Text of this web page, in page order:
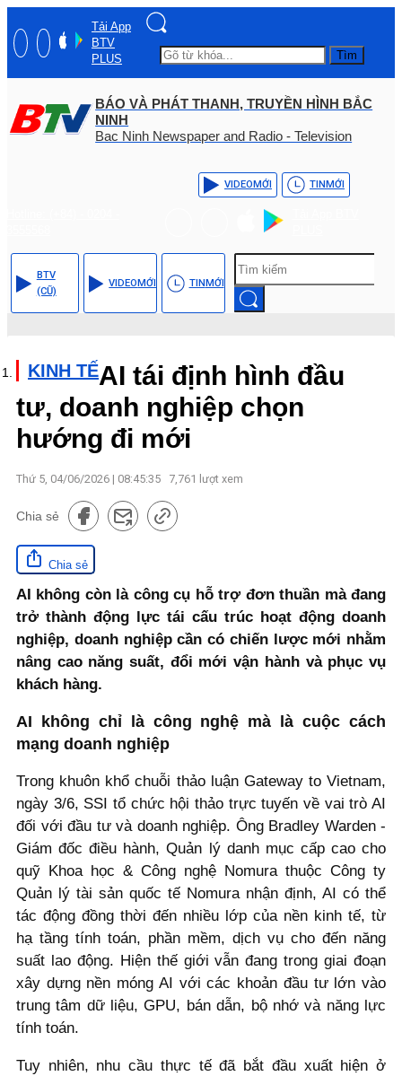
Tải App
BTV
PLUS
Tìm
BÁO VÀ PHÁT THANH, TRUYỀN HÌNH BẮC
NINH
Bac Ninh Newspaper and Radio - Television
VIDEOMỚI TINMỚI
BTV
(CŨ)
VIDEOMỚI TINMỚI
KINH TẾAI tái định hình đầu
tư, doanh nghiệp chọn
hướng đi mới
Thứ 5, 04/06/2026 | 08:45:35 7,761 lượt xem
Chia sẻ
Chia sẻ
AI không còn là công cụ hỗ trợ đơn thuần mà đang
trở thành động lực tái cấu trúc hoạt động doanh
nghiệp, doanh nghiệp cần có chiến lược mới nhằm
nâng cao năng suất, đổi mới vận hành và phục vụ
khách hàng.
AI không chỉ là công nghệ mà là cuộc cách
mạng doanh nghiệp
Trong khuôn khổ chuỗi thảo luận Gateway to Vietnam,
ngày 3/6, SSI tổ chức hội thảo trực tuyến về vai trò AI
đối với đầu tư và doanh nghiệp. Ông Bradley Warden -
Giám đốc điều hành, Quản lý danh mục cấp cao cho
quỹ Khoa học & Công nghệ Nomura thuộc Công ty
Quản lý tài sản quốc tế Nomura nhận định, AI có thể
tác động đồng thời đến nhiều lớp của nền kinh tế, từ
hạ tầng tính toán, phần mềm, dịch vụ cho đến năng
suất lao động. Hiện thế giới vẫn đang trong giai đoạn
xây dựng nền móng AI với các khoản đầu tư lớn vào
trung tâm dữ liệu, GPU, bán dẫn, bộ nhớ và năng lực
tính toán.
Tuy nhiên, nhu cầu thực tế đã bắt đầu xuất hiện ở